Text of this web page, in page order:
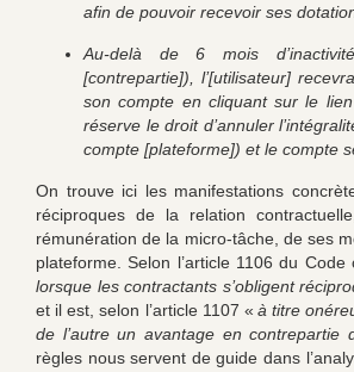
afin de pouvoir recevoir ses
Au-delà de 6 mois
[contrepartie]), l’[utilisateur]
son compte en cliquant sur le
réserve le droit d’annuler
compte [plateforme]) et le compte
On trouve ici les manifestations
réciproques de la relation
rémunération de la micro-tâche, de ses
plateforme. Selon l’article 1106 du Code
lorsque les contractants s’obligent
et il est, selon l’article 1107 « à titre
de l’autre un avantage en contrepartie
règles nous servent de guide dans